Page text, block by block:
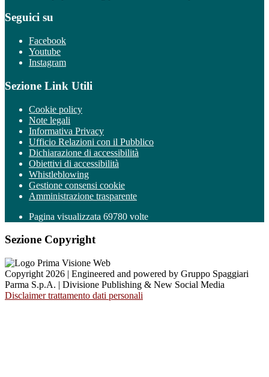
Seguici su
Facebook
Youtube
Instagram
Sezione Link Utili
Cookie policy
Note legali
Informativa Privacy
Ufficio Relazioni con il Pubblico
Dichiarazione di accessibilità
Obiettivi di accessibilità
Whistleblowing
Gestione consensi cookie
Amministrazione trasparente
Pagina visualizzata 69780 volte
Sezione Copyright
Copyright 2026 | Engineered and powered by Gruppo Spaggiari
Parma S.p.A. | Divisione Publishing & New Social Media
Disclaimer trattamento dati personali